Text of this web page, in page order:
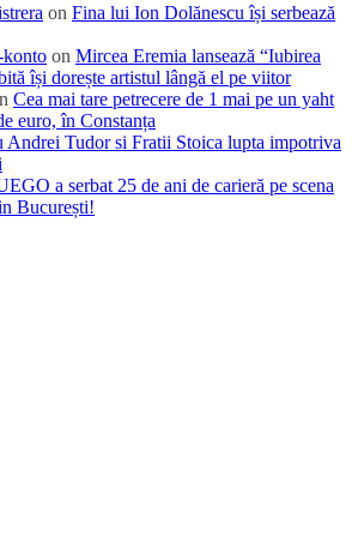
on Fina lui Ion Dolănescu își serbează
konto on Mircea Eremia lansează “Iubirea
își dorește artistul lângă el pe viitor
Cea mai tare petrecere de 1 mai pe un yaht
euro, în Constanța
Andrei Tudor si Fratii Stoica lupta impotriva
a serbat 25 de ani de carieră pe scena
București!